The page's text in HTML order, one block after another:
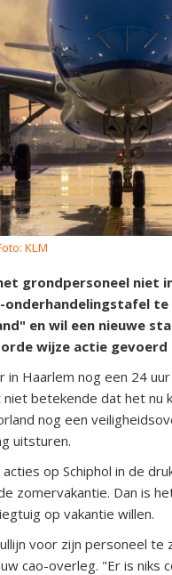
KLM
grondpersoneel niet
te
en wil een nieuwe
wijze actie gevoerd
Haarlem nog een 24
betekende dat het nu
nog een
uitsturen.
op Schiphol in de
zomervakantie. Dan is
op vakantie willen.
voor zijn personeel te
cao-overleg. "Er is niks